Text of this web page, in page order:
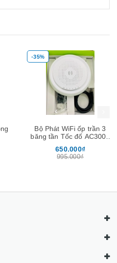
-35%
Bộ Phát WiFi ốp trần 3
băng tần Tốc đố AC3000
Homa
650.000₫
995.000₫